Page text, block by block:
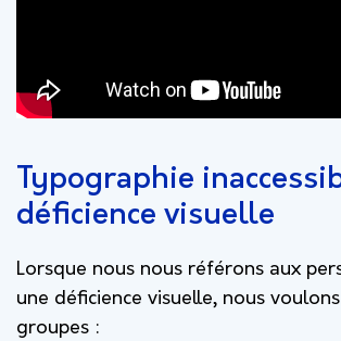
Typographie
déficience visuelle
Lorsque nous nous référons aux
une déficience visuelle, nous
groupes :